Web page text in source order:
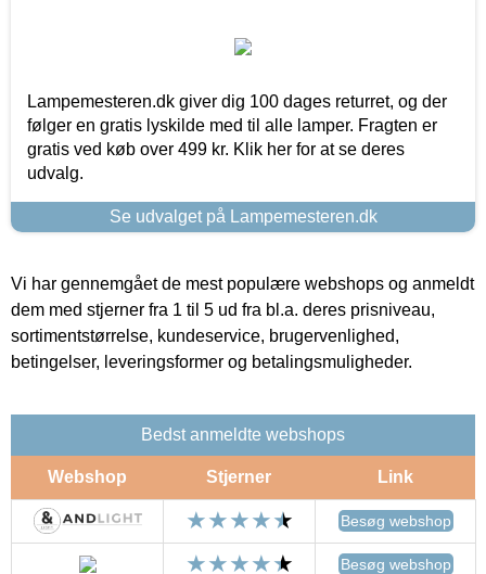
Lampemesteren.dk giver dig 100 dages returret, og der
følger en gratis lyskilde med til alle lamper. Fragten er
gratis ved køb over 499 kr. Klik her for at se deres
udvalg.
Se udvalget på Lampemesteren.dk
Vi har gennemgået de mest populære webshops og anmeldt
dem med stjerner fra 1 til 5 ud fra bl.a. deres prisniveau,
sortimentstørrelse, kundeservice, brugervenlighed,
betingelser, leveringsformer og betalingsmuligheder.
Bedst anmeldte webshops
Webshop Stjerner Link
Besøg webshop
Besøg webshop